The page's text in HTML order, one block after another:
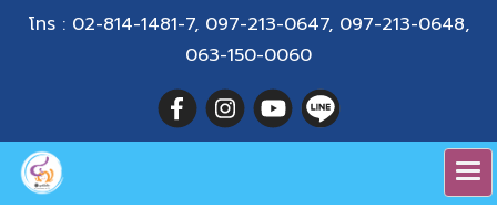
โทร : 02-814-1481-7, 097-213-0647, 097-213-0648,
063-150-0060